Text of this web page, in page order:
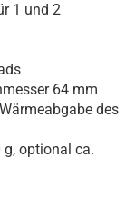
1 und 2
64 mm
des
g, optional ca.